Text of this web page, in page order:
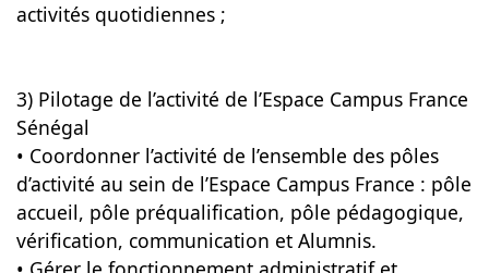
activités quotidiennes ;
3) Pilotage de l’activité de l’Espace Campus France
Sénégal
• Coordonner l’activité de l’ensemble des pôles
d’activité au sein de l’Espace Campus France : pôle
accueil, pôle préqualification, pôle pédagogique,
vérification, communication et Alumnis.